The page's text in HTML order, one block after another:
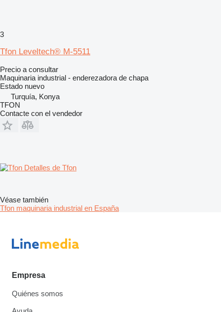
3
Tfon Leveltech® M-5511
Precio a consultar
Maquinaria industrial - enderezadora de chapa
Estado nuevo
Turquía, Konya
TFON
Contacte con el vendedor
Detalles de Tfon
Véase también
Tfon maquinaria industrial en España
Empresa
Quiénes somos